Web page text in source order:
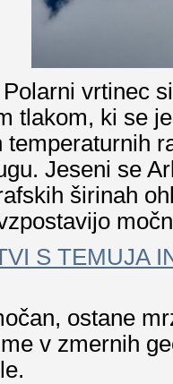
vrtinec
tlakom, ki se
temperaturnih
Jeseni se
širinah
S TEMUJA
ostane
v zmernih